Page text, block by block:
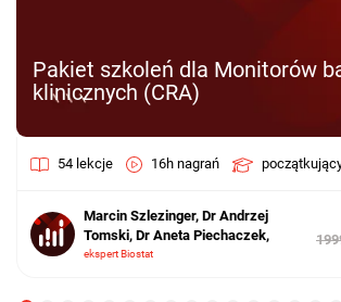
Pakiet szkoleń dla Monitorów
klinicznych (CRA)
54 lekcje 16h nagrań
Marcin Szlezinger, Dr Andrzej
Tomski, Dr Aneta Piechaczek,
ekspert Biostat